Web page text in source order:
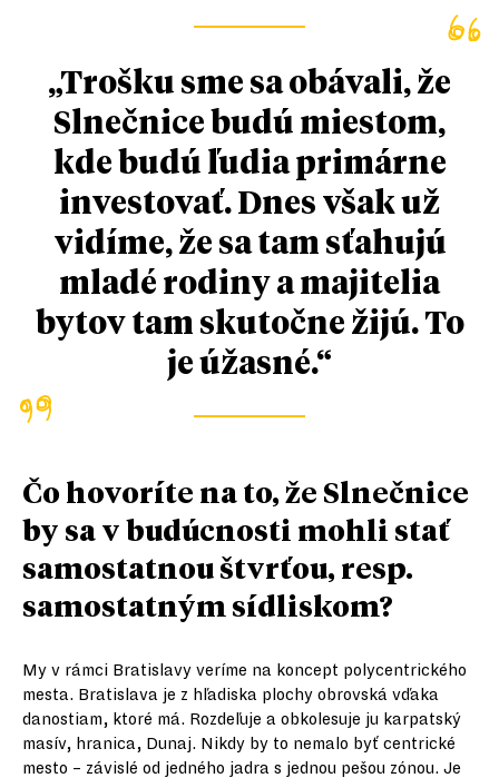
„Trošku sme sa obávali, že
Slnečnice budú miestom,
kde budú ľudia primárne
investovať. Dnes však už
vidíme, že sa tam sťahujú
mladé rodiny a majitelia
bytov tam skutočne žijú. To
je úžasné.“
Čo hovoríte na to, že Slnečnice
by sa v budúcnosti mohli stať
samostatnou štvrťou, resp.
samostatným sídliskom?
My v rámci Bratislavy veríme na koncept polycentrického
mesta. Bratislava je z hľadiska plochy obrovská vďaka
danostiam, ktoré má. Rozdeľuje a obkolesuje ju karpatský
masív, hranica, Dunaj. Nikdy by to nemalo byť centrické
mesto – závislé od jedného jadra s jednou pešou zónou. Je